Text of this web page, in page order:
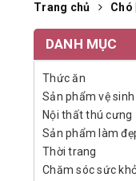
Trang chủ Chó
DANH MỤC
Thức ăn
Sản phẩm vệ sinh
Nội thất thú cưng
Sản phẩm làm
Thời trang
Chăm sóc sức